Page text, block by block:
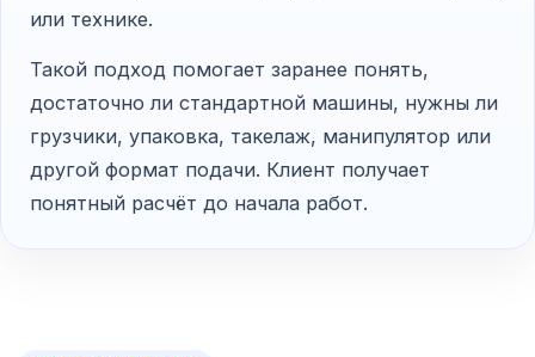
или технике.
Такой подход помогает заранее понять,
достаточно ли стандартной машины, нужны ли
грузчики, упаковка, такелаж, манипулятор или
другой формат подачи. Клиент получает
понятный расчёт до начала работ.